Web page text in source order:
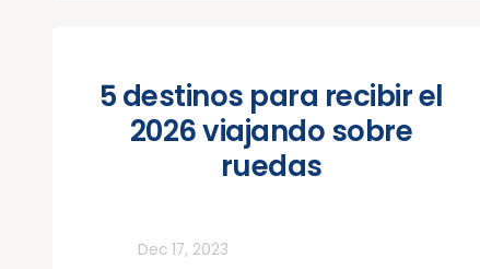
5 destinos para recibir el
2026 viajando sobre
ruedas
Dec 17, 2023